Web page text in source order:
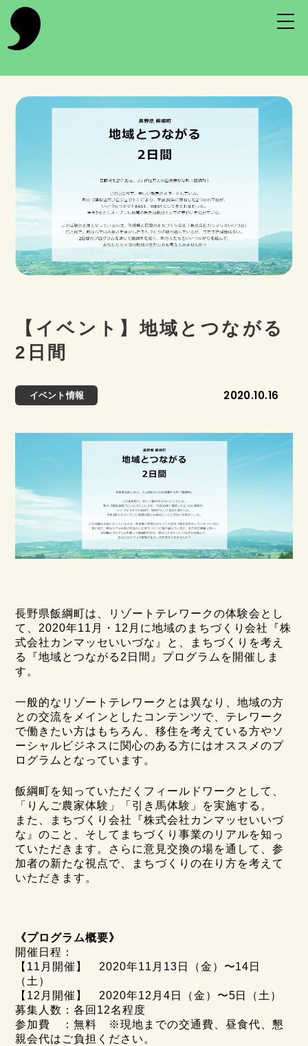
【イベント】地域とつながる
2日間
イベント情報 2020.10.16
長野県飯綱町は、リゾートテレワークの体験会とし
て、2020年11月・12月に地域のまちづくり会社『株
式会社カンマッセいいづな』と、まちづくりを考え
る『地域とつながる2日間』プログラムを開催しま
す。
一般的なリゾートテレワークとは異なり、地域の方
との交流をメインとしたコンテンツで、テレワーク
で働きたい方はもちろん、移住を考えている方やソ
ーシャルビジネスに関心のある方にはオススメのプ
ログラムとなっています。
飯綱町を知っていただくフィールドワークとして、
「りんご農家体験」「引き馬体験」を実施する。
また、まちづくり会社『株式会社カンマッセいいづ
な』のこと、そしてまちづくり事業のリアルを知っ
ていただきます。さらに意見交換の場を通して、参
加者の新たな視点で、まちづくりの在り方を考えて
いただきます。
《プログラム概要》
開催日程：
【11月開催】 2020年11月13日（金）〜14日
（土）
【12月開催】 2020年12月4日（金）〜5日（土）
募集人数：各回12名程度
参加費 ：無料 ※現地までの交通費、昼食代、懇
親会代はご負担ください。